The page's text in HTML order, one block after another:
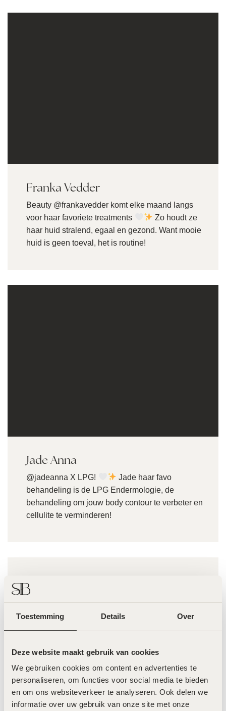
Toestemming Details Over
Deze website maakt gebruik van cookies
We gebruiken cookies om content en advertenties te
personaliseren, om functies voor social media te bieden
en om ons websiteverkeer te analyseren. Ook delen we
informatie over uw gebruik van onze site met onze
Franka Vedder
Beauty @frankavedder komt elke maand langs
voor haar favoriete treatments
Zo houdt ze
haar huid stralend, egaal en gezond. Want mooie
huid is geen toeval, het is routine!
Jade Anna
@jadeanna X LPG!
Jade haar favo
behandeling is de LPG Endermologie, de
behandeling om jouw body contour te verbeter en
cellulite te verminderen!
Anna Nooshin
@skin.improvement.beauty